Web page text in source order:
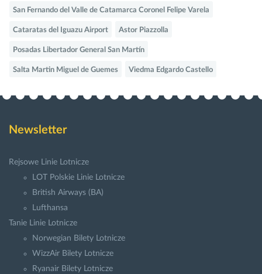
San Fernando del Valle de Catamarca Coronel Felipe Varela
Cataratas del Iguazu Airport Astor Piazzolla
Posadas Libertador General San Martín
Salta Martin Miguel de Guemes Viedma Edgardo Castello
Newsletter
Rejsowe Linie Lotnicze
LOT Polskie Linie Lotnicze
British Airways (BA)
Lufthansa
Tanie Linie Lotnicze
Norwegian Bilety Lotnicze
WizzAir Bilety Lotnicze
Ryanair Bilety Lotnicze